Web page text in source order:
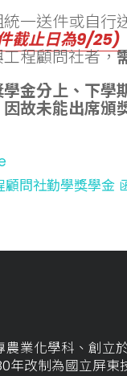
統一送件或自行
截止日為9/25)
程顧問社者，
金分上、下學
因故未能出席頒
顧問社勤學獎學金
農業化學科、創立
年改制為國立屏東